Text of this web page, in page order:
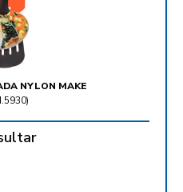
NYLON MAKE
)